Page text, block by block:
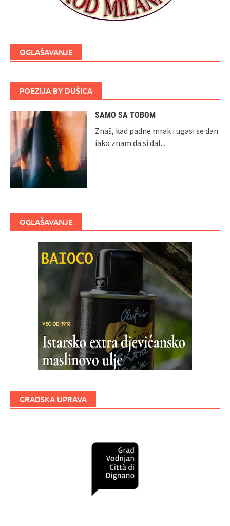
OGLAŠAVANJE
POEZIJA BY DUŠICA
SAMO SA TOBOM
Znaš, kad padne mrak i ugasi se dan
iako znam da si dal...
OGLAŠAVANJE
GRADSKA UPRAVA